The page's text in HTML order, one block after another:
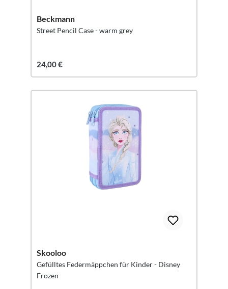
Beckmann
Street Pencil Case - warm grey
24,00 €
Skooloo
Gefülltes Federmäppchen für Kinder - Disney
Frozen